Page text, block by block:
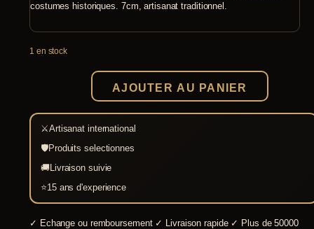
costumes historiques. 7cm, artisanat traditionnel.
1 en stock
Aiguilles
Broder
AJOUTER AU PANIER
⚔Artisanat international
🛡Produits selectionnes
🚚Livraison suivie
⭐15 ans d'experience
✓ Echange ou remboursement ✓ Livraison rapide ✓ Plus de 50000